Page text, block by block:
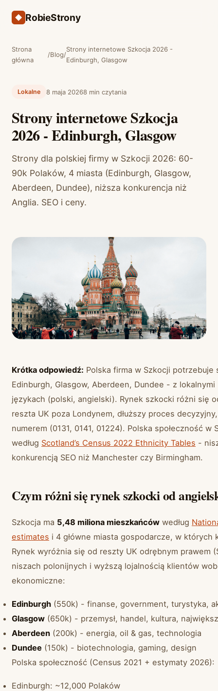
RobieStrony
Strona
główna
/Blog/
Strony internetowe Szkocja 2026 -
Edinburgh, Glasgow
Lokalne 8 maja 20268 min czytania
Strony internetowe Szkocja
2026 - Edinburgh, Glasgow
Strony dla polskiej firmy w Szkocji 2026: 60-
90k Polaków, 4 miasta (Edinburgh, Glasgow,
Aberdeen, Dundee), niższa konkurencja niż
Anglia. SEO i ceny.
Krótka odpowiedź: Polska firma w Szkocji
Edinburgh, Glasgow, Aberdeen, Dundee - z
językach (polski, angielski). Rynek szkocki różni się
reszta UK poza Londynem, dłuższy proces
numerem (0131, 0141, 01224). Polska społeczność w
według Scotland’s Census 2022 Ethnicity Tables -
konkurencją SEO niż Manchester czy Birmingham.
Czym różni się rynek szkocki od
Szkocja ma 5,48 miliona mieszkańców według
estimates i 4 główne miasta gospodarcze, w których
Rynek wyróżnia się od reszty UK odrębnym prawem
niszach polonijnych i wyższą lojalnością klientów
ekonomiczne:
Edinburgh (550k) - finanse, government, turystyka,
Glasgow (650k) - przemysł, handel, kultura,
Aberdeen (200k) - energia, oil & gas, technologia
Dundee (150k) - biotechnologia, gaming, design
Polska społeczność (Census 2021 + estymaty 2026):
Edinburgh: ~12,000 Polaków